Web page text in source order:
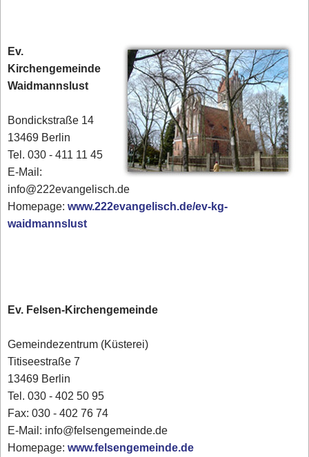
Ev.
Kirchengemeinde
Waidmannslust
Bondickstraße 14
13469 Berlin
Tel. 030 - 411 11 45
E-Mail:
info@222evangelisch.de
Homepage:www.222evangelisch.de/ev-kg-
waidmannslust
Ev. Felsen-Kirchengemeinde
Gemeindezentrum (Küsterei)
Titiseestraße 7
13469 Berlin
Tel. 030 - 402 50 95
Fax: 030 - 402 76 74
E-Mail: info@felsengemeinde.de
Homepage:www.felsengemeinde.de